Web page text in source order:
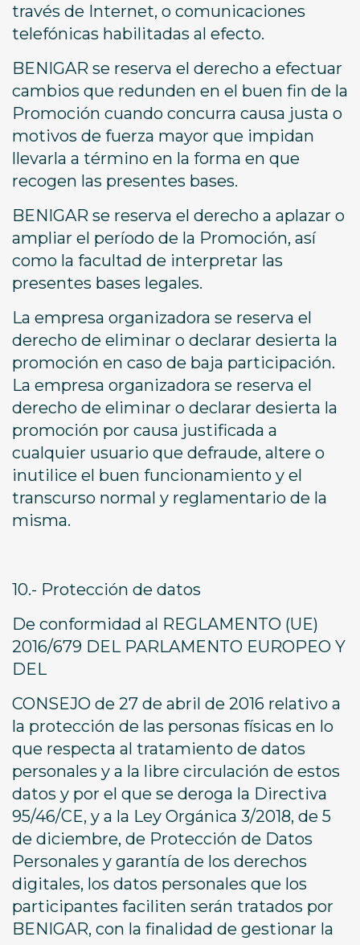
través de Internet, o comunicaciones
telefónicas habilitadas al efecto.
BENIGAR se reserva el derecho a efectuar
cambios que redunden en el buen fin de la
Promoción cuando concurra causa justa o
motivos de fuerza mayor que impidan
llevarla a término en la forma en que
recogen las presentes bases.
BENIGAR se reserva el derecho a aplazar o
ampliar el período de la Promoción, así
como la facultad de interpretar las
presentes bases legales.
La empresa organizadora se reserva el
derecho de eliminar o declarar desierta la
promoción en caso de baja participación.
La empresa organizadora se reserva el
derecho de eliminar o declarar desierta la
promoción por causa justificada a
cualquier usuario que defraude, altere o
inutilice el buen funcionamiento y el
transcurso normal y reglamentario de la
misma.
10.- Protección de datos
De conformidad al REGLAMENTO (UE)
2016/679 DEL PARLAMENTO EUROPEO Y
DEL
CONSEJO de 27 de abril de 2016 relativo a
la protección de las personas físicas en lo
que respecta al tratamiento de datos
personales y a la libre circulación de estos
datos y por el que se deroga la Directiva
95/46/CE, y a la Ley Orgánica 3/2018, de 5
de diciembre, de Protección de Datos
Personales y garantía de los derechos
digitales, los datos personales que los
participantes faciliten serán tratados por
BENIGAR, con la finalidad de gestionar la